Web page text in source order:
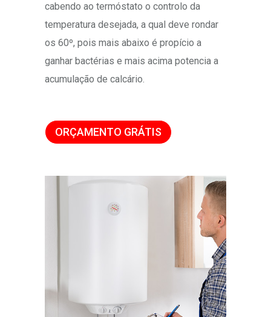
cabendo ao termóstato o controlo da
temperatura desejada, a qual deve rondar
os 60º, pois mais abaixo é propício a
ganhar bactérias e mais acima potencia a
acumulação de calcário.
ORÇAMENTO GRÁTIS